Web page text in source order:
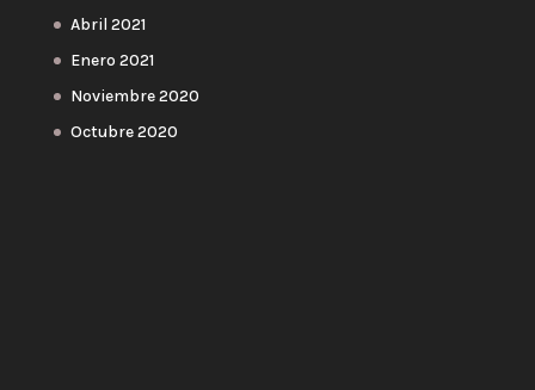
Abril 2021
Enero 2021
Noviembre 2020
Octubre 2020